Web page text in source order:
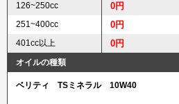
126~250cc 0円
251~400cc 0円
401cc以上 0円
オイルの種類
ベリティ TSミネラル 10W40